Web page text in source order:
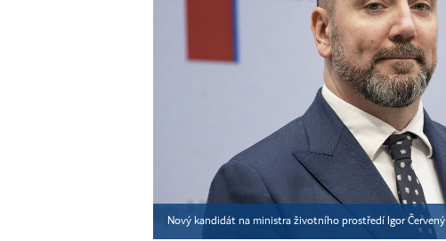
Nový kandidát na ministra životního prostředí Igor